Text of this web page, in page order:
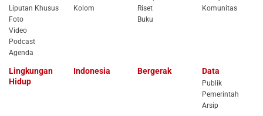
Liputan Khusus
Foto
Video
Podcast
Agenda
Kolom
Riset
Buku
Komunitas
Lingkungan
Hidup
Indonesia Bergerak Data
Publik
Pemerintah
Arsip